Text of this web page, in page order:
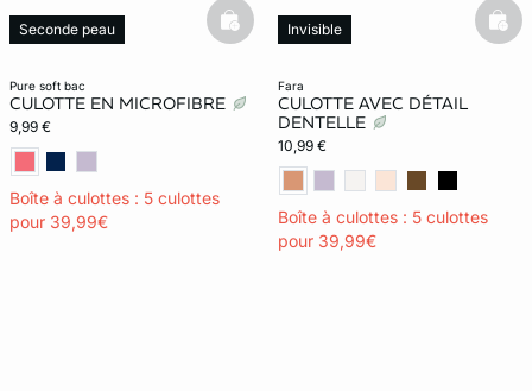
pure soft bac
CULOTTE EN MICROFIBRE
9,99 €
Boîte à culottes : 5 culottes
pour 39,99€
Seconde peau
basketfull
fara
CULOTTE AVEC DÉTAIL
DENTELLE
10,99 €
Boîte à culottes : 5 culottes
pour 39,99€
Invisible